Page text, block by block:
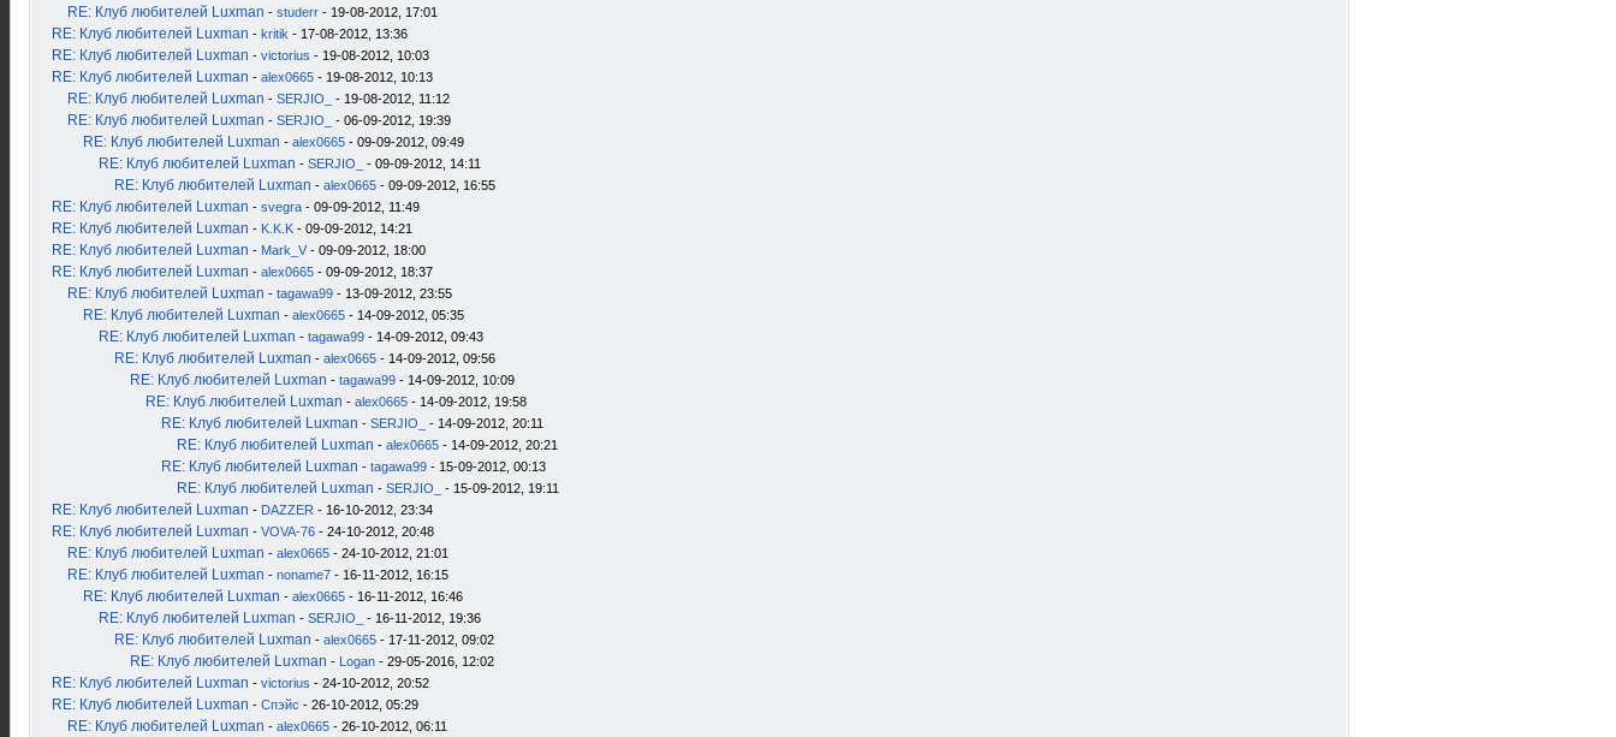
RE: Клуб любителей Luxman - studerr - 19-08-2012, 17:01
RE: Клуб любителей Luxman - kritik - 17-08-2012, 13:36
RE: Клуб любителей Luxman - victorius - 19-08-2012, 10:03
RE: Клуб любителей Luxman - alex0665 - 19-08-2012, 10:13
RE: Клуб любителей Luxman - SERJIO_ - 19-08-2012, 11:12
RE: Клуб любителей Luxman - SERJIO_ - 06-09-2012, 19:39
RE: Клуб любителей Luxman - alex0665 - 09-09-2012, 09:49
RE: Клуб любителей Luxman - SERJIO_ - 09-09-2012, 14:11
RE: Клуб любителей Luxman - alex0665 - 09-09-2012, 16:55
RE: Клуб любителей Luxman - svegra - 09-09-2012, 11:49
RE: Клуб любителей Luxman - K.K.K - 09-09-2012, 14:21
RE: Клуб любителей Luxman - Mark_V - 09-09-2012, 18:00
RE: Клуб любителей Luxman - alex0665 - 09-09-2012, 18:37
RE: Клуб любителей Luxman - tagawa99 - 13-09-2012, 23:55
RE: Клуб любителей Luxman - alex0665 - 14-09-2012, 05:35
RE: Клуб любителей Luxman - tagawa99 - 14-09-2012, 09:43
RE: Клуб любителей Luxman - alex0665 - 14-09-2012, 09:56
RE: Клуб любителей Luxman - tagawa99 - 14-09-2012, 10:09
RE: Клуб любителей Luxman - alex0665 - 14-09-2012, 19:58
RE: Клуб любителей Luxman - SERJIO_ - 14-09-2012, 20:11
RE: Клуб любителей Luxman - alex0665 - 14-09-2012, 20:21
RE: Клуб любителей Luxman - tagawa99 - 15-09-2012, 00:13
RE: Клуб любителей Luxman - SERJIO_ - 15-09-2012, 19:11
RE: Клуб любителей Luxman - DAZZER - 16-10-2012, 23:34
RE: Клуб любителей Luxman - VOVA-76 - 24-10-2012, 20:48
RE: Клуб любителей Luxman - alex0665 - 24-10-2012, 21:01
RE: Клуб любителей Luxman - noname7 - 16-11-2012, 16:15
RE: Клуб любителей Luxman - alex0665 - 16-11-2012, 16:46
RE: Клуб любителей Luxman - SERJIO_ - 16-11-2012, 19:36
RE: Клуб любителей Luxman - alex0665 - 17-11-2012, 09:02
RE: Клуб любителей Luxman - Logan - 29-05-2016, 12:02
RE: Клуб любителей Luxman - victorius - 24-10-2012, 20:52
RE: Клуб любителей Luxman - Спэйс - 26-10-2012, 05:29
RE: Клуб любителей Luxman - alex0665 - 26-10-2012, 06:11